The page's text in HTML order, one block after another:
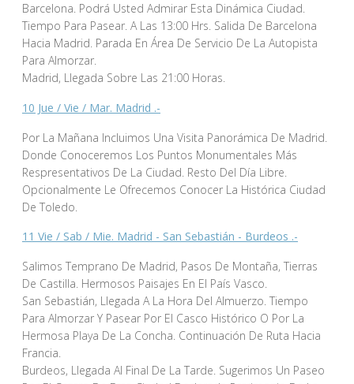
Barcelona. Podrá Usted Admirar Esta Dinámica Ciudad.
Tiempo Para Pasear. A Las 13:00 Hrs. Salida De Barcelona
Hacia Madrid. Parada En Área De Servicio De La Autopista
Para Almorzar.
Madrid, Llegada Sobre Las 21:00 Horas.
10 Jue / Vie / Mar. Madrid .-
Por La Mañana Incluimos Una Visita Panorámica De Madrid.
Donde Conoceremos Los Puntos Monumentales Más
Respresentativos De La Ciudad. Resto Del Día Libre.
Opcionalmente Le Ofrecemos Conocer La Histórica Ciudad
De Toledo.
11 Vie / Sab / Mie. Madrid - San Sebastián - Burdeos .-
Salimos Temprano De Madrid, Pasos De Montaña, Tierras
De Castilla. Hermosos Paisajes En El País Vasco.
San Sebastián, Llegada A La Hora Del Almuerzo. Tiempo
Para Almorzar Y Pasear Por El Casco Histórico O Por La
Hermosa Playa De La Concha. Continuación De Ruta Hacia
Francia.
Burdeos, Llegada Al Final De La Tarde. Sugerimos Un Paseo